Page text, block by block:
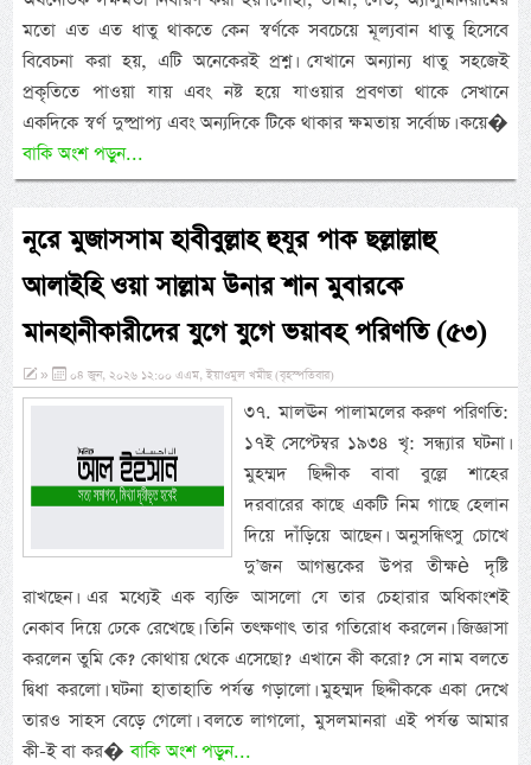
মতো এত এত ধাতু থাকতে কেন স্বর্ণকে সবচেয়ে মূল্যবান ধাতু হিসেবে
বিবেচনা করা হয়, এটি অনেকেরই প্রশ্ন। যেখানে অন্যান্য ধাতু সহজেই
প্রকৃতিতে পাওয়া যায় এবং নষ্ট হয়ে যাওয়ার প্রবণতা থাকে সেখানে
একদিকে স্বর্ণ দুষ্প্রাপ্য এবং অন্যদিকে টিকে থাকার ক্ষমতায় সর্বোচ্চ। কয়ে�
বাকি অংশ পড়ুন...
নূরে মুজাসসাম হাবীবুল্লাহ হুযূর পাক ছল্লাল্লাহু
আলাইহি ওয়া সাল্লাম উনার শান মুবারকে
মানহানীকারীদের যুগে যুগে ভয়াবহ পরিণতি (৫৩)
» ০৪ জুন, ২০২৬ ১২:০০ এএম, ইয়াওমুল খমীছ (বৃহস্পতিবার)
৩৭. মালঊন পালামলের করুণ পরিণতি:
১৭ই সেপ্টেম্বর ১৯৩৪ খৃ: সন্ধ্যার ঘটনা।
মুহম্মদ ছিদ্দীক বাবা বুল্লে শাহের
দরবারের কাছে একটি নিম গাছে হেলান
দিয়ে দাঁড়িয়ে আছেন। অনুসন্ধিৎসু চোখে
দু’জন আগন্তুকের উপর তীক্ষè দৃষ্টি
রাখছেন। এর মধ্যেই এক ব্যক্তি আসলো যে তার চেহারার অধিকাংশই
নেকাব দিয়ে ঢেকে রেখেছে। তিনি তৎক্ষণাৎ তার গতিরোধ করলেন। জিজ্ঞাসা
করলেন তুমি কে? কোথায় থেকে এসেছো? এখানে কী করো? সে নাম বলতে
দ্বিধা করলো। ঘটনা হাতাহাতি পর্যন্ত গড়ালো। মুহম্মদ ছিদ্দীককে একা দেখে
তারও সাহস বেড়ে গেলো। বলতে লাগলো, মুসলমানরা এই পর্যন্ত আমার
কী-ই বা কর�বাকি অংশ পড়ুন...